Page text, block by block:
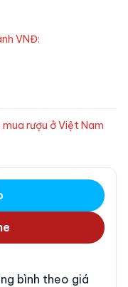
VNĐ:
rượu ở Việt Nam
bình theo giá